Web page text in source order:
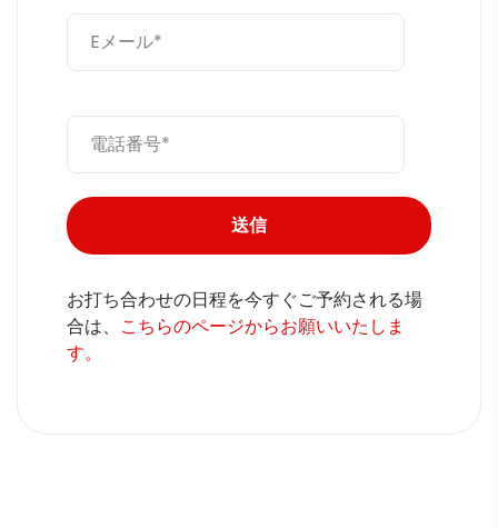
お打ち合わせの日程を今すぐご予約される場
合は、 こちらのページからお願いいたしま
す。